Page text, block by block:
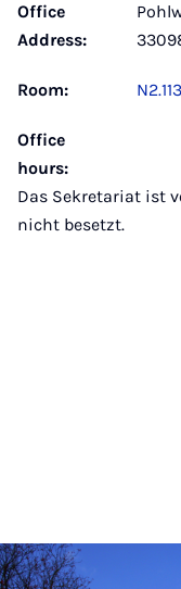
Office
Address:
Room: N2.113
Office
hours:
Das Sekretariat ist
nicht besetzt.